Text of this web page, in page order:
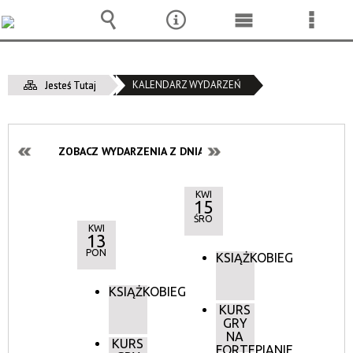
Jesteś Tutaj KALENDARZ WYDARZEŃ
ZOBACZ WYDARZENIA Z DNIA:
KWI
13
PON
KSIĄŻKOBIEG
KURS
KWI
15
ŚRO
KSIĄŻKOBIEG
KURS
GRY
NA
FORTEPIANIE
Wyszukiwarka
NarzędziaMenu
Menu